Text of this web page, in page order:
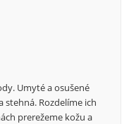
Umyté a osušené
stehná. Rozdelíme ich
prerežeme kožu a